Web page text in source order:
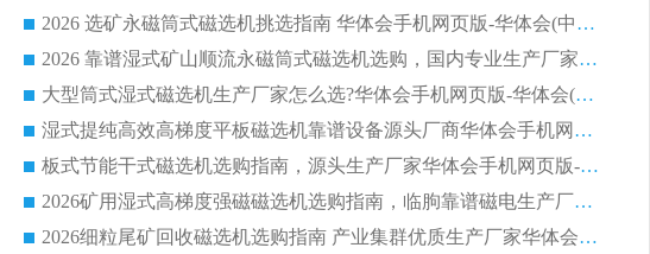
2026 选矿永磁筒式磁选机挑选指南 华体会手机网页版-华体会(中国) 推荐品牌行业口碑佳实力突出
2026 靠谱湿式矿山顺流永磁筒式磁选机选购，国内专业生产厂家华体会手机网页版-华体会(中国) 综合实力出众
大型筒式湿式磁选机生产厂家怎么选?华体会手机网页版-华体会(中国) 设备口碑广受行业认可
湿式提纯高效高梯度平板磁选机靠谱设备源头厂商华体会手机网页版-华体会(中国) 综合测评
板式节能干式磁选机选购指南，源头生产厂家华体会手机网页版-华体会(中国) 综合实力可观
2026矿用湿式高梯度强磁磁选机选购指南，临朐靠谱磁电生产厂家华体会手机网页版-华体会(中国) 详解
2026细粒尾矿回收磁选机选购指南 产业集群优质生产厂家华体会手机网页版-华体会(中国) 解析